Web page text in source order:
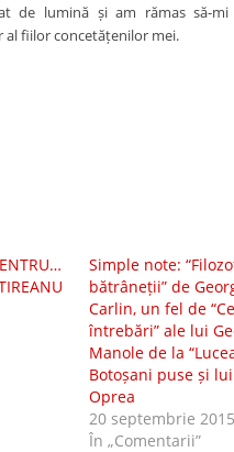
de lumină și am rămas să-mi
al fiilor concetățenilor mei.
Simple note:
bătrâneții” de
Carlin, un fel de
întrebări” ale lui
Manole de la
Botoșani puse și
Oprea
20 septembrie 2015
În „Comentarii”